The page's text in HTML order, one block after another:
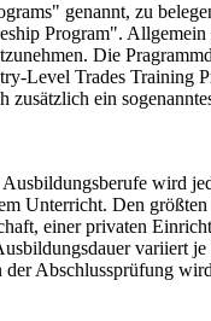
genannt, zu
Program".
Die
Level Trades
zusätzlich ein
wird
Unterricht. Den
einer privaten
variiert
Abschlussprüfung